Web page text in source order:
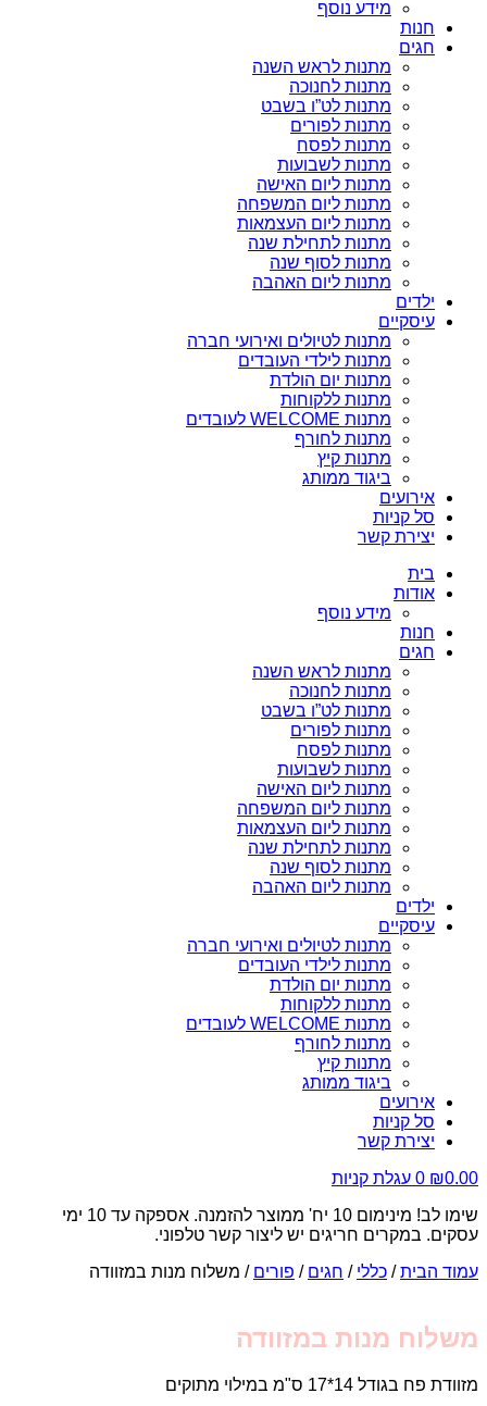
מידע נוסף
חנות
חגים
מתנות לראש השנה
מתנות לחנוכה
מתנות לט”ו בשבט
מתנות לפורים
מתנות לפסח
מתנות לשבועות
מתנות ליום האישה
מתנות ליום המשפחה
מתנות ליום העצמאות
מתנות לתחילת שנה
מתנות לסוף שנה
מתנות ליום האהבה
ילדים
עיסקיים
מתנות לטיולים ואירועי חברה
מתנות לילדי העובדים
מתנות יום הולדת
מתנות ללקוחות
מתנות WELCOME לעובדים
מתנות לחורף
מתנות קיץ
ביגוד ממותג
אירועים
סל קניות
יצירת קשר
בית
אודות
מידע נוסף
חנות
חגים
מתנות לראש השנה
מתנות לחנוכה
מתנות לט”ו בשבט
מתנות לפורים
מתנות לפסח
מתנות לשבועות
מתנות ליום האישה
מתנות ליום המשפחה
מתנות ליום העצמאות
מתנות לתחילת שנה
מתנות לסוף שנה
מתנות ליום האהבה
ילדים
עיסקיים
מתנות לטיולים ואירועי חברה
מתנות לילדי העובדים
מתנות יום הולדת
מתנות ללקוחות
מתנות WELCOME לעובדים
מתנות לחורף
מתנות קיץ
ביגוד ממותג
אירועים
סל קניות
יצירת קשר
₪0.00
0 עגלת קניות
שימו לב! מינימום 10 יח' ממוצר להזמנה. אספקה עד 10 ימי
עסקים. במקרים חריגים יש ליצור קשר טלפוני.
עמוד הבית/ כללי / חגים / פורים / משלוח מנות במזוודה
משלוח מנות במזוודה
מזוודת פח בגודל 14*17 ס"מ במילוי מתוקים